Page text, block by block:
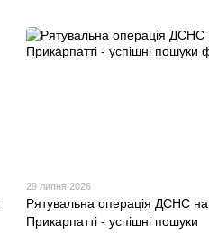
29 липня 2026
Рятувальна операція ДСНС на
Прикарпатті - успішні пошуки